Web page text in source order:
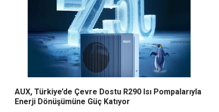
AUX, Türkiye’de Çevre Dostu R290 Isı Pompalarıyla
Enerji Dönüşümüne Güç Katıyor